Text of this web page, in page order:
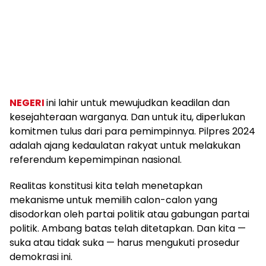
NEGERIini lahir untuk mewujudkan keadilan dan
kesejahteraan warganya. Dan untuk itu, diperlukan
komitmen tulus dari para pemimpinnya. Pilpres 2024
adalah ajang kedaulatan rakyat untuk melakukan
referendum kepemimpinan nasional.
Realitas konstitusi kita telah menetapkan
mekanisme untuk memilih calon-calon yang
disodorkan oleh partai politik atau gabungan partai
politik. Ambang batas telah ditetapkan. Dan kita —
suka atau tidak suka — harus mengukuti prosedur
demokrasi ini.